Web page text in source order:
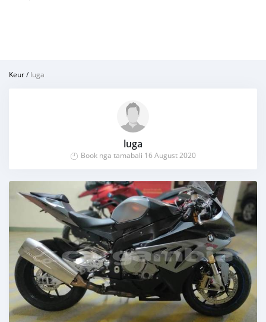
Keur/luga
luga
Book nga tamabali 16 August 2020